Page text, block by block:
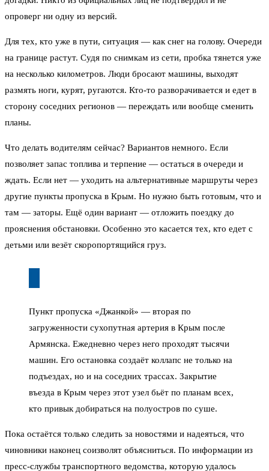
опроверг ни одну из версий.
Для тех, кто уже в пути, ситуация — как снег на голову. Очереди
на границе растут. Судя по снимкам из сети, пробка тянется уже
на несколько километров. Люди бросают машины, выходят
размять ноги, курят, ругаются. Кто-то разворачивается и едет в
сторону соседних регионов — переждать или вообще сменить
планы.
Что делать водителям сейчас? Вариантов немного. Если
позволяет запас топлива и терпение — остаться в очереди и
ждать. Если нет — уходить на альтернативные маршруты через
другие пункты пропуска в Крым. Но нужно быть готовым, что и
там — заторы. Ещё один вариант — отложить поездку до
прояснения обстановки. Особенно это касается тех, кто едет с
детьми или везёт скоропортящийся груз.
Пункт пропуска «Джанкой» — вторая по
загруженности сухопутная артерия в Крым после
Армянска. Ежедневно через него проходят тысячи
машин. Его остановка создаёт коллапс не только на
подъездах, но и на соседних трассах. Закрытие
въезда в Крым через этот узел бьёт по планам всех,
кто привык добираться на полуостров по суше.
Пока остаётся только следить за новостями и надеяться, что
чиновники наконец соизволят объясниться. По информации из
пресс-службы транспортного ведомства, которую удалось